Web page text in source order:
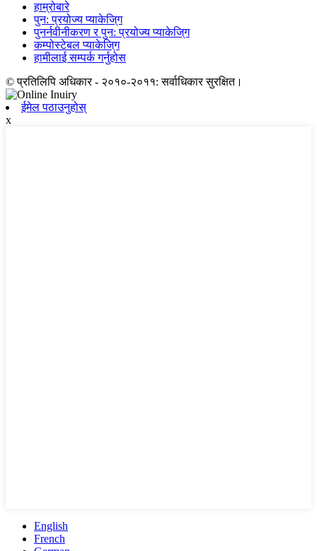
हाम्रोबारे
पुन: प्रयोज्य प्याकेजि्ग
पुनर्नवीनीकरण र पुन: प्रयोज्य प्याकेजि्ग
कम्पोस्टेबल प्याकेजि्ग
हामीलाई सम्पर्क गर्नुहोस
© प्रतिलिपि अधिकार - २०१०-२०११: सर्वाधिकार सुरक्षित।
ईमेल पठाउनुहोस्
x
English
French